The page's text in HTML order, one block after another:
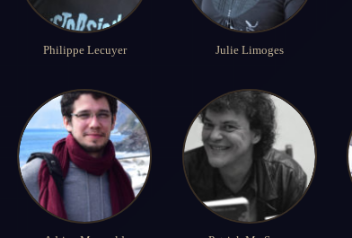
Philippe Lecuyer Julie Limoges